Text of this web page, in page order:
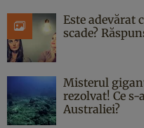
Este adevărat
scade?
Misterul
rezolvat! Ce
Australiei?